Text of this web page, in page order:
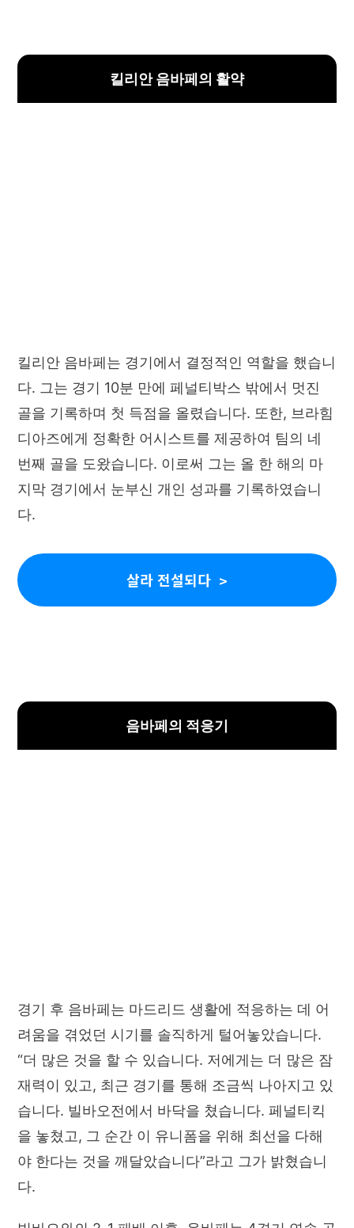
킬리안 음바페의 활약
킬리안 음바페는 경기에서 결정적인 역할을 했습니
다. 그는 경기 10분 만에 페널티박스 밖에서 멋진
골을 기록하며 첫 득점을 올렸습니다. 또한, 브라힘
디아즈에게 정확한 어시스트를 제공하여 팀의 네
번째 골을 도왔습니다. 이로써 그는 올 한 해의 마
지막 경기에서 눈부신 개인 성과를 기록하였습니
다.
살라 전설되다
음바페의 적응기
경기 후 음바페는 마드리드 생활에 적응하는 데 어
려움을 겪었던 시기를 솔직하게 털어놓았습니다.
“더 많은 것을 할 수 있습니다. 저에게는 더 많은 잠
재력이 있고, 최근 경기를 통해 조금씩 나아지고 있
습니다. 빌바오전에서 바닥을 쳤습니다. 페널티킥
을 놓쳤고, 그 순간 이 유니폼을 위해 최선을 다해
야 한다는 것을 깨달았습니다”라고 그가 밝혔습니
다.